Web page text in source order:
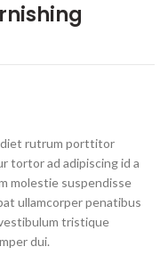
rutrum porttitor
tortor ad adipiscing id a
molestie suspendisse
ullamcorper penatibus
tristique
dui.